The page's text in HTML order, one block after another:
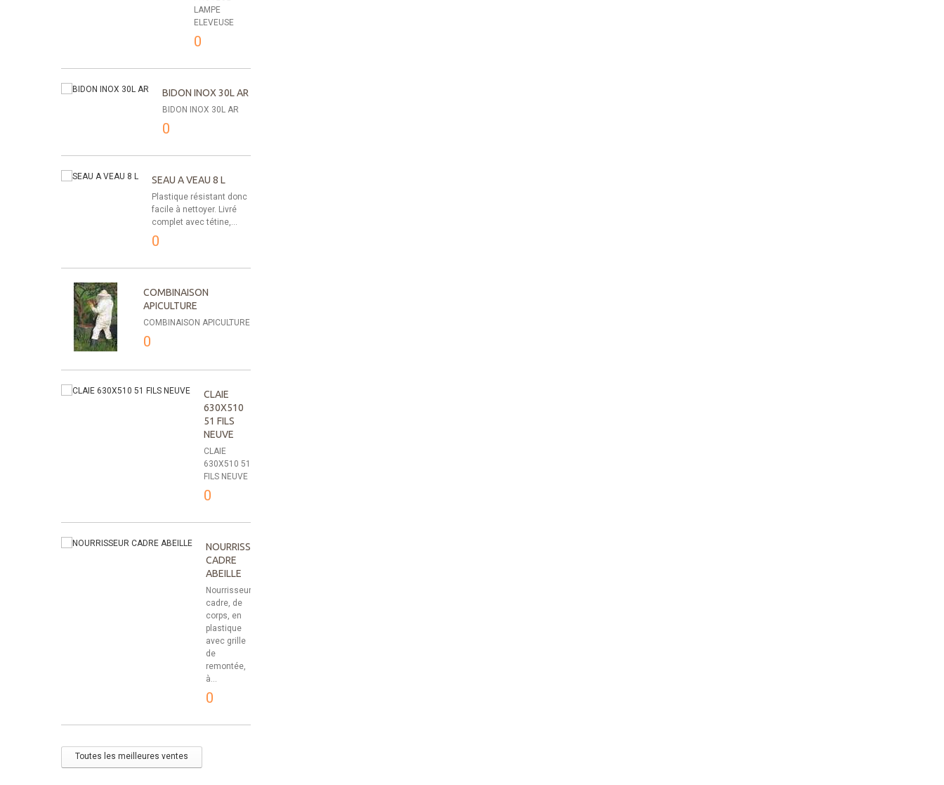
LAMPE
ELEVEUSE
0
BIDON INOX 30L AR
BIDON INOX 30L AR
0
SEAU A VEAU 8 L
Plastique résistant donc
facile à nettoyer. Livré
complet avec tétine,...
0
COMBINAISON
APICULTURE
COMBINAISON APICULTURE
0
CLAIE
630X510
51 FILS
NEUVE
CLAIE
630X510 51
FILS NEUVE
0
NOURRISSEUR
CADRE
ABEILLE
Nourrisseur-
cadre, de
corps, en
plastique
avec grille
de
remontée,
à...
0
Toutes les meilleures ventes